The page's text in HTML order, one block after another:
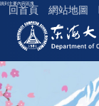
跳到主要內容區塊
回首頁 網站地圖
東海大學logo